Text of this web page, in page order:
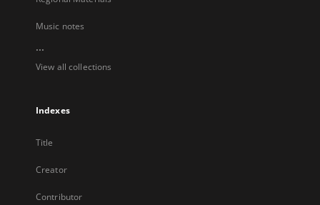
Music notes
...
View all collections
Indexes
Title
Creator
Contributor